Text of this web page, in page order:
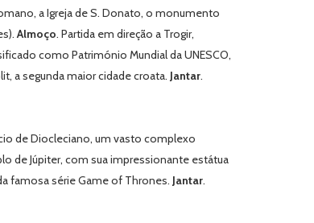
a Igreja de S. Donato, o monumento
Almoço. Partida em direção a Trogir,
como Património Mundial da UNESCO,
a segunda maior cidade croata. Jantar.
de Diocleciano, um vasto complexo
de Júpiter, com sua impressionante estátua
famosa sérieGame of Thrones. Jantar.